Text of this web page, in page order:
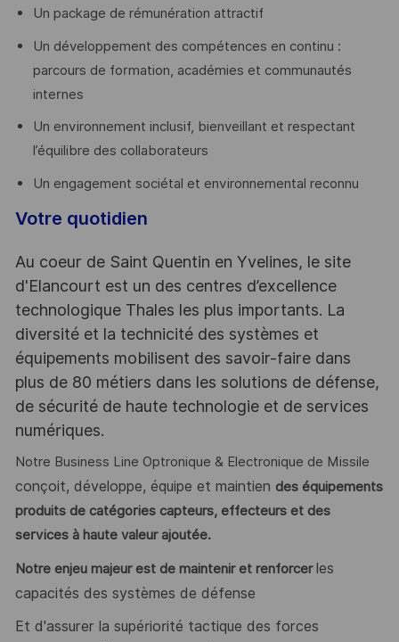
Un package de rémunération attractif
Un développement des compétences en continu :
parcours de formation, académies et communautés
internes
Un environnement inclusif, bienveillant et respectant
l’équilibre des collaborateurs
Un engagement sociétal et environnemental reconnu
Votre quotidien
Au coeur de Saint Quentin en Yvelines, le site
d'Elancourt est un des centres d’excellence
technologique Thales les plus importants. La
diversité et la technicité des systèmes et
équipements mobilisent des savoir-faire dans
plus de 80 métiers dans les solutions de défense,
de sécurité de haute technologie et de services
numériques.
Notre Business Line Optronique & Electronique de Missile
conçoit, développe, équipe et maintien des équipements
produits de catégories capteurs, effecteurs et des
services à haute valeur ajoutée.
Notre enjeu majeur est de maintenir et renforcerles
capacités des systèmes de défense
Et d'assurer la supériorité tactique des forces